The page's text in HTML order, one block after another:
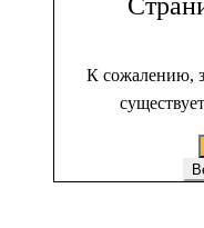
К сожалению,